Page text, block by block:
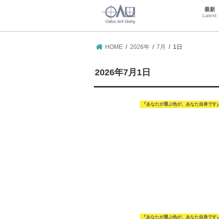
最新
Latest
HOME 2026年 7月 1日
2026年7月1日
『あなたが選ぶ色が、あなた自身です』
『あなたが選ぶ色が、あなた自身です』